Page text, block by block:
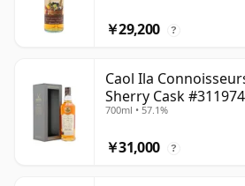
￥29,200 ?
Caol Ila
Sherry Cask
700ml • 57.1%
￥31,000 ?